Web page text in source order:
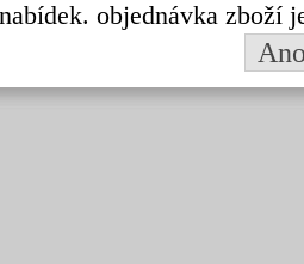
objednávka zboží